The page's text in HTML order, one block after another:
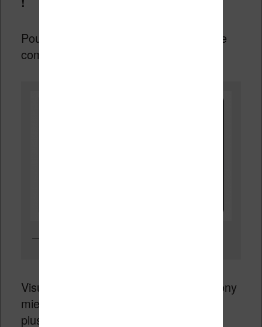
Pour ce qui est de l’esthétique voici une
comparaison des deux liseuses :
Visuellement, je trouve la liseuse de Sony
mieux finie. En main elle semble aussi
plus solide.